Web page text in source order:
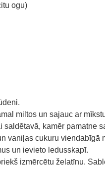
ogu)
miltos un sajauc ar
saldētavā, kamēr pamatne
vaniļas cukuru viendabīgā
un ievieto ledusskapī.
izmērcētu želatīnu.